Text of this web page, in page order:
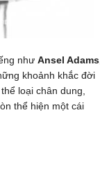
như Ansel Adams
khoảnh khắc đời
thể loại chân dung,
thể hiện một cái